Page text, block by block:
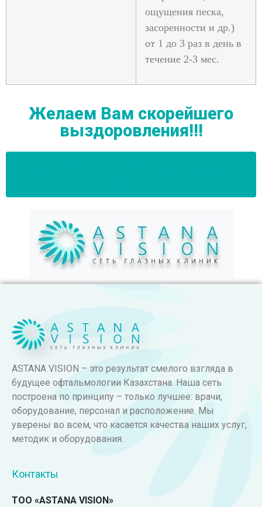
ощущения песка,
засоренности и др.)
от 1 до 3 раз в день в
течение 2-3 мес.
Желаем Вам скорейшего
выздоровления!!!
ASTANA VISION – это результат смелого взгляда в
будущее офтальмологии Казахстана. Наша сеть
построена по принципу – только лучшее: врачи,
оборудование, персонал и расположение. Мы
уверены во всем, что касается качества наших услуг,
методик и оборудования.
Контакты
ТОО «ASTANA VISION»